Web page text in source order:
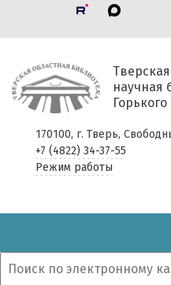
научная
Горького
170100, г. Тверь,
+7 (4822) 34-37-55
Режим работы